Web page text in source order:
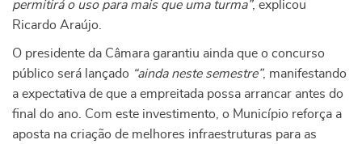
permitirá o uso para mais que uma turma”, explicou
Ricardo Araújo.
O presidente da Câmara garantiu ainda que o concurso
público será lançado “ainda neste semestre”, manifestando
a expectativa de que a empreitada possa arrancar antes do
final do ano. Com este investimento, o Município reforça a
aposta na criação de melhores infraestruturas para as